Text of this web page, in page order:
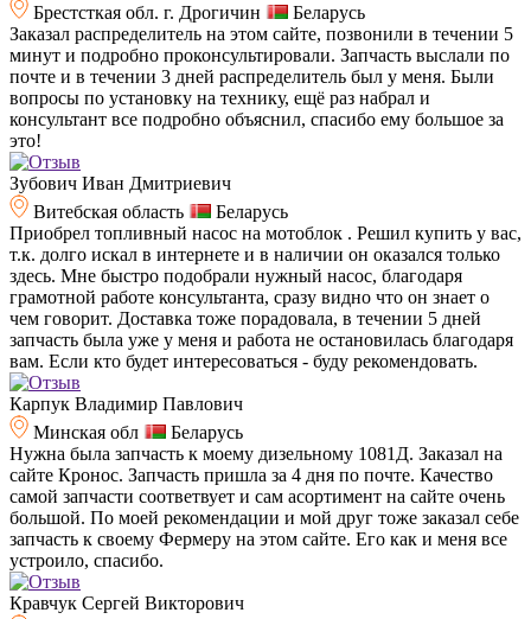
Брестсткая обл. г. Дрогичин
Беларусь
Заказал распределитель на этом сайте, позвонили в течении 5
минут и подробно проконсультировали. Запчасть выслали по
почте и в течении 3 дней распределитель был у меня. Были
вопросы по установку на технику, ещё раз набрал и
консультант все подробно объяснил, спасибо ему большое за
это!
Зубович Иван Дмитриевич
Витебская область
Беларусь
Приобрел топливный насос на мотоблок . Решил купить у вас,
т.к. долго искал в интернете и в наличии он оказался только
здесь. Мне быстро подобрали нужный насос, благодаря
грамотной работе консультанта, сразу видно что он знает о
чем говорит. Доставка тоже порадовала, в течении 5 дней
запчасть была уже у меня и работа не остановилась благодаря
вам. Если кто будет интересоваться - буду рекомендовать.
Карпук Владимир Павлович
Минская обл
Беларусь
Нужна была запчасть к моему дизельному 1081Д. Заказал на
сайте Кронос. Запчасть пришла за 4 дня по почте. Качество
самой запчасти соответвует и сам асортимент на сайте очень
большой. По моей рекомендации и мой друг тоже заказал себе
запчасть к своему Фермеру на этом сайте. Его как и меня все
устроило, спасибо.
Кравчук Сергей Викторович